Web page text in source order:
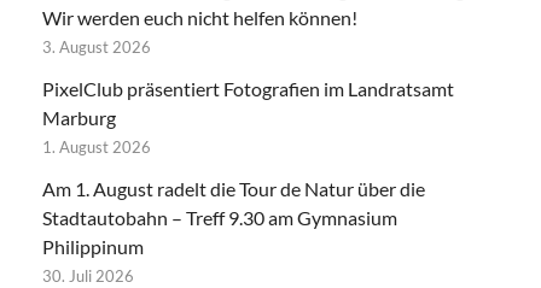
Wir werden euch nicht helfen können!
3. August 2026
PixelClub präsentiert Fotografien im Landratsamt
Marburg
1. August 2026
Am 1. August radelt die Tour de Natur über die
Stadtautobahn – Treff 9.30 am Gymnasium
Philippinum
30. Juli 2026